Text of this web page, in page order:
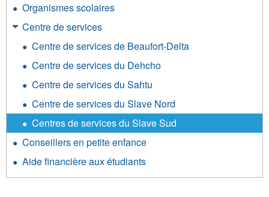
Organismes scolaires
Centre de services
Centre de services de Beaufort-Delta
Centre de services du Dehcho
Centre de services du Sahtu
Centre de services du Slave Nord
Centres de services du Slave Sud
Conseillers en petite enfance
Aide financière aux étudiants